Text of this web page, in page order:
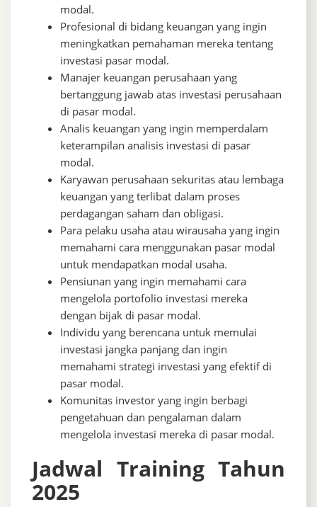
modal.
Profesional di bidang keuangan yang ingin
meningkatkan pemahaman mereka tentang
investasi pasar modal.
Manajer keuangan perusahaan yang
bertanggung jawab atas investasi perusahaan
di pasar modal.
Analis keuangan yang ingin memperdalam
keterampilan analisis investasi di pasar
modal.
Karyawan perusahaan sekuritas atau lembaga
keuangan yang terlibat dalam proses
perdagangan saham dan obligasi.
Para pelaku usaha atau wirausaha yang ingin
memahami cara menggunakan pasar modal
untuk mendapatkan modal usaha.
Pensiunan yang ingin memahami cara
mengelola portofolio investasi mereka
dengan bijak di pasar modal.
Individu yang berencana untuk memulai
investasi jangka panjang dan ingin
memahami strategi investasi yang efektif di
pasar modal.
Komunitas investor yang ingin berbagi
pengetahuan dan pengalaman dalam
mengelola investasi mereka di pasar modal.
Jadwal Training Tahun
2025